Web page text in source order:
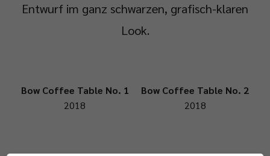
Entwurf im ganz schwarzen, grafisch-klaren
Look.
Bow Coffee Table No. 1
2018
Bow Coffee Table No. 2
2018